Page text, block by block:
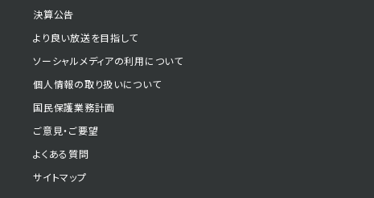
決算公告
より良い放送を目指して
ソーシャルメディアの利用について
個人情報の取り扱いについて
国民保護業務計画
ご意見・ご要望
よくある質問
サイトマップ